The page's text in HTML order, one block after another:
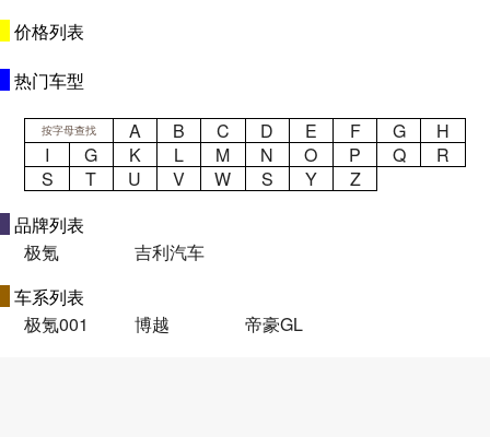
价格列表
热门车型
按字母查找 A B C D E F G
H
I
G K L M N O P Q
R
S
T U V W S Y
Z
品牌列表
极氪
吉利汽车
车系列表
极氪001
博越 帝豪GL